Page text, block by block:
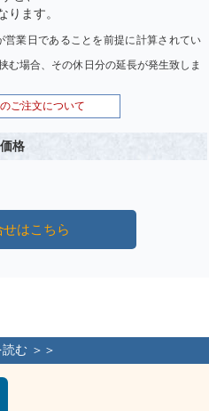
ります。
業日であることを前提に計算されてい
む場合、その休日分の延長が発生致しま
ご注文について
格
せはこちら